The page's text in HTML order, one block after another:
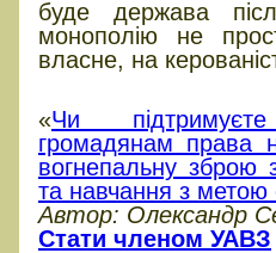
буде держава
монополію не
власне, на
«Чи
громадянам права
вогнепальну зброю
та навчання з
Автор: Олександр
Стати членом УАВЗ